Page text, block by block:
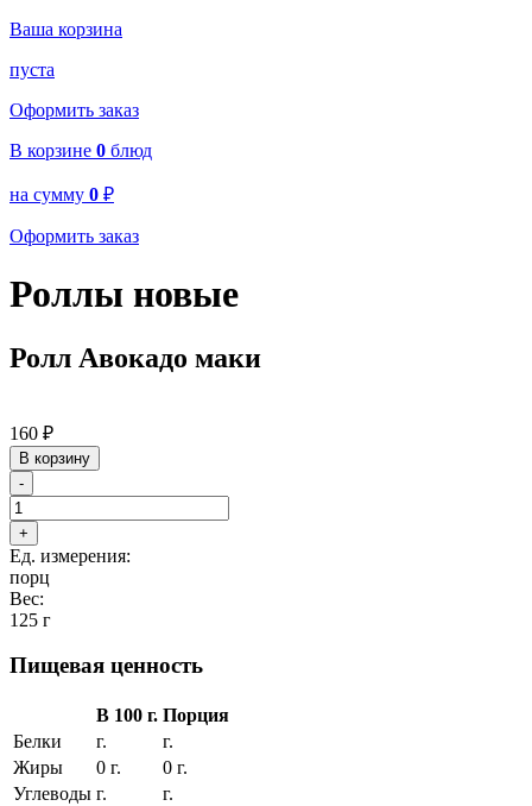
Ваша корзина
пуста
Оформить заказ
В корзине 0 блюд
на сумму 0 ₽
Оформить заказ
Роллы новые
Ролл Авокадо маки
160 ₽
В корзину
-
+
Ед. измерения:
порц
Вес:
125 г
Пищевая ценность
В 100 г. Порция
Белки
г.
г.
Жиры
0 г.
0 г.
Углеводы г.
г.